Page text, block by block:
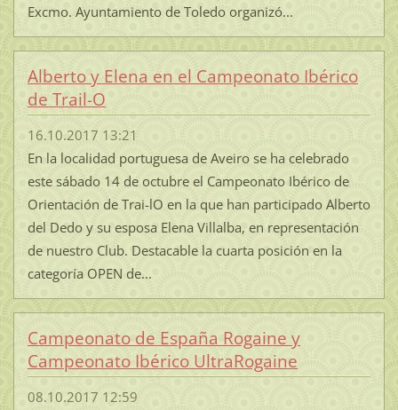
Excmo. Ayuntamiento de Toledo organizó...
Alberto y Elena en el Campeonato Ibérico
de Trail-O
16.10.2017 13:21
En la localidad portuguesa de Aveiro se ha celebrado
este sábado 14 de octubre el Campeonato Ibérico de
Orientación de Trai-lO en la que han participado Alberto
del Dedo y su esposa Elena Villalba, en representación
de nuestro Club. Destacable la cuarta posición en la
categoría OPEN de...
Campeonato de España Rogaine y
Campeonato Ibérico UltraRogaine
08.10.2017 12:59